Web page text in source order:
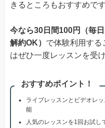
きるところもおすすめです
今なら30日間100円（毎
解約OK） で体験利用する
はぜひ一度レッスンを受
おすすめポイント！
ライブレッスンとビデオレ
能
人気のレッスンを1回お試し